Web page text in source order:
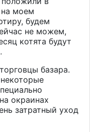
на моем
будем
не можем,
котята будут
базара.
окраинах
затратный уход